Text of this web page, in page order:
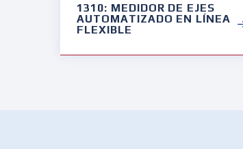
1310: MEDIDOR DE EJES
AUTOMATIZADO EN LÍNEA
FLEXIBLE